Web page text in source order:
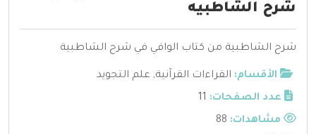
شرح الشاطبيه
شرح الشاطبية من كتاب الوافي في شرح الشاطبية
الأقسام: القراءات القرآنية, علم التجويد
عدد الصفحات: 11
مشاهدات: